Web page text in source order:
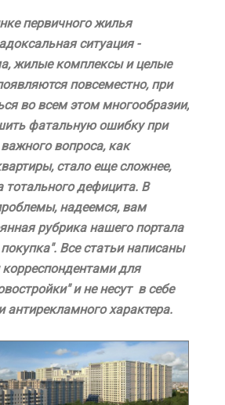
первичного жилья
ситуация -
жилые комплексы и целые
повсеместно, при
во всем этом многообразии,
фатальную ошибку при
вопроса, как
стало еще сложнее,
тотального дефицита. В
надеемся, вам
рубрика нашего портала
Все статьи написаны
для
и не несут в себе
антирекламного характера.